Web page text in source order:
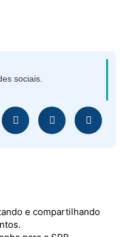
sociais.
e compartilhando